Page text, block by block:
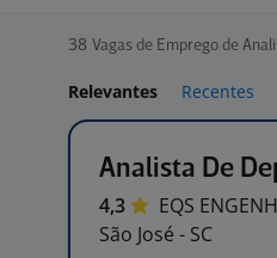
38 Vagas de Emprego de
Relevantes Recentes
Analista De
4,3 EQS
São José - SC